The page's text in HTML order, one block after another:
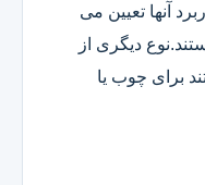
آنها تعیین می
دیگری از
برای چوب یا